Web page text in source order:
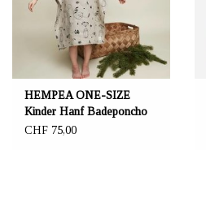
HEMPEA ONE-SIZE
Kinder Hanf Badeponcho
"Sleepy forest" 70x65 cm
CHF 75,00